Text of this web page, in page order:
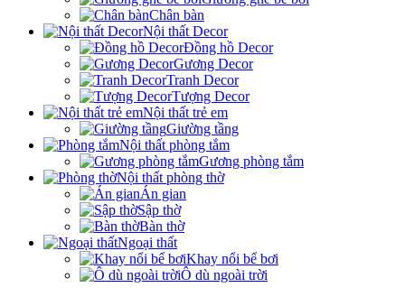
Chân bàn
Nội thất Decor
Đồng hồ Decor
Gương Decor
Tranh Decor
Tượng Decor
Nội thất trẻ em
Giường tầng
Nội thất phòng tắm
Gương phòng tắm
Nội thất phòng thờ
Án gian
Sập thờ
Bàn thờ
Ngoại thất
Khay nổi bể bơi
Ô dù ngoài trời